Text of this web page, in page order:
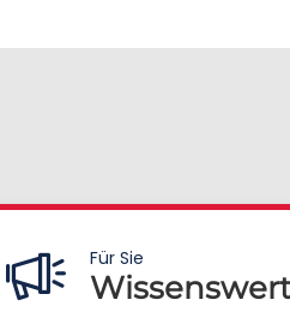
Für Sie